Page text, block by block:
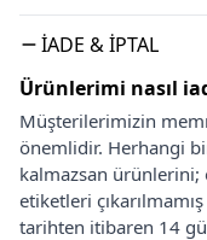
İADE & İPTAL
Ürünlerimi nasıl
Müşterilerimizin
önemlidir. Herhangi
kalmazsan ürünlerini;
etiketleri
tarihten itibaren 14